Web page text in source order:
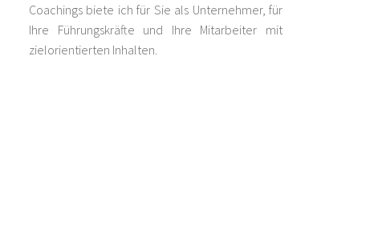
Coachings biete ich für Sie als Unternehmer, für
Ihre Führungskräfte und Ihre Mitarbeiter mit
zielorientierten Inhalten.